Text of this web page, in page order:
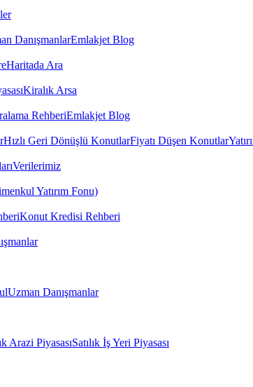
DanışmanlarEmlakjet Blog
Haritada Ara
Kiralık Arsa
RehberiEmlakjet Blog
Hızlı Geri Dönüşlü KonutlarFiyatı Düşen Konutlar
Verilerimiz
Yatırım Fonu)
Konut Kredisi Rehberi
Uzman Danışmanlar
Arazi PiyasasıSatılık İş Yeri Piyasası